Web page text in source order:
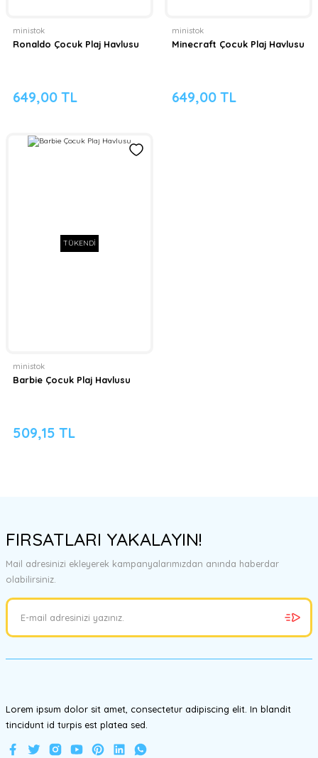
ministok
Ronaldo Çocuk Plaj Havlusu
649,00 TL
ministok
Minecraft Çocuk Plaj Havlusu
649,00 TL
TÜKENDİ
ministok
Barbie Çocuk Plaj Havlusu
509,15 TL
FIRSATLARI YAKALAYIN!
Mail adresinizi ekleyerek kampanyalarımızdan anında haberdar
olabilirsiniz.
Lorem ipsum dolor sit amet, consectetur adipiscing elit. In blandit
tincidunt id turpis est platea sed.